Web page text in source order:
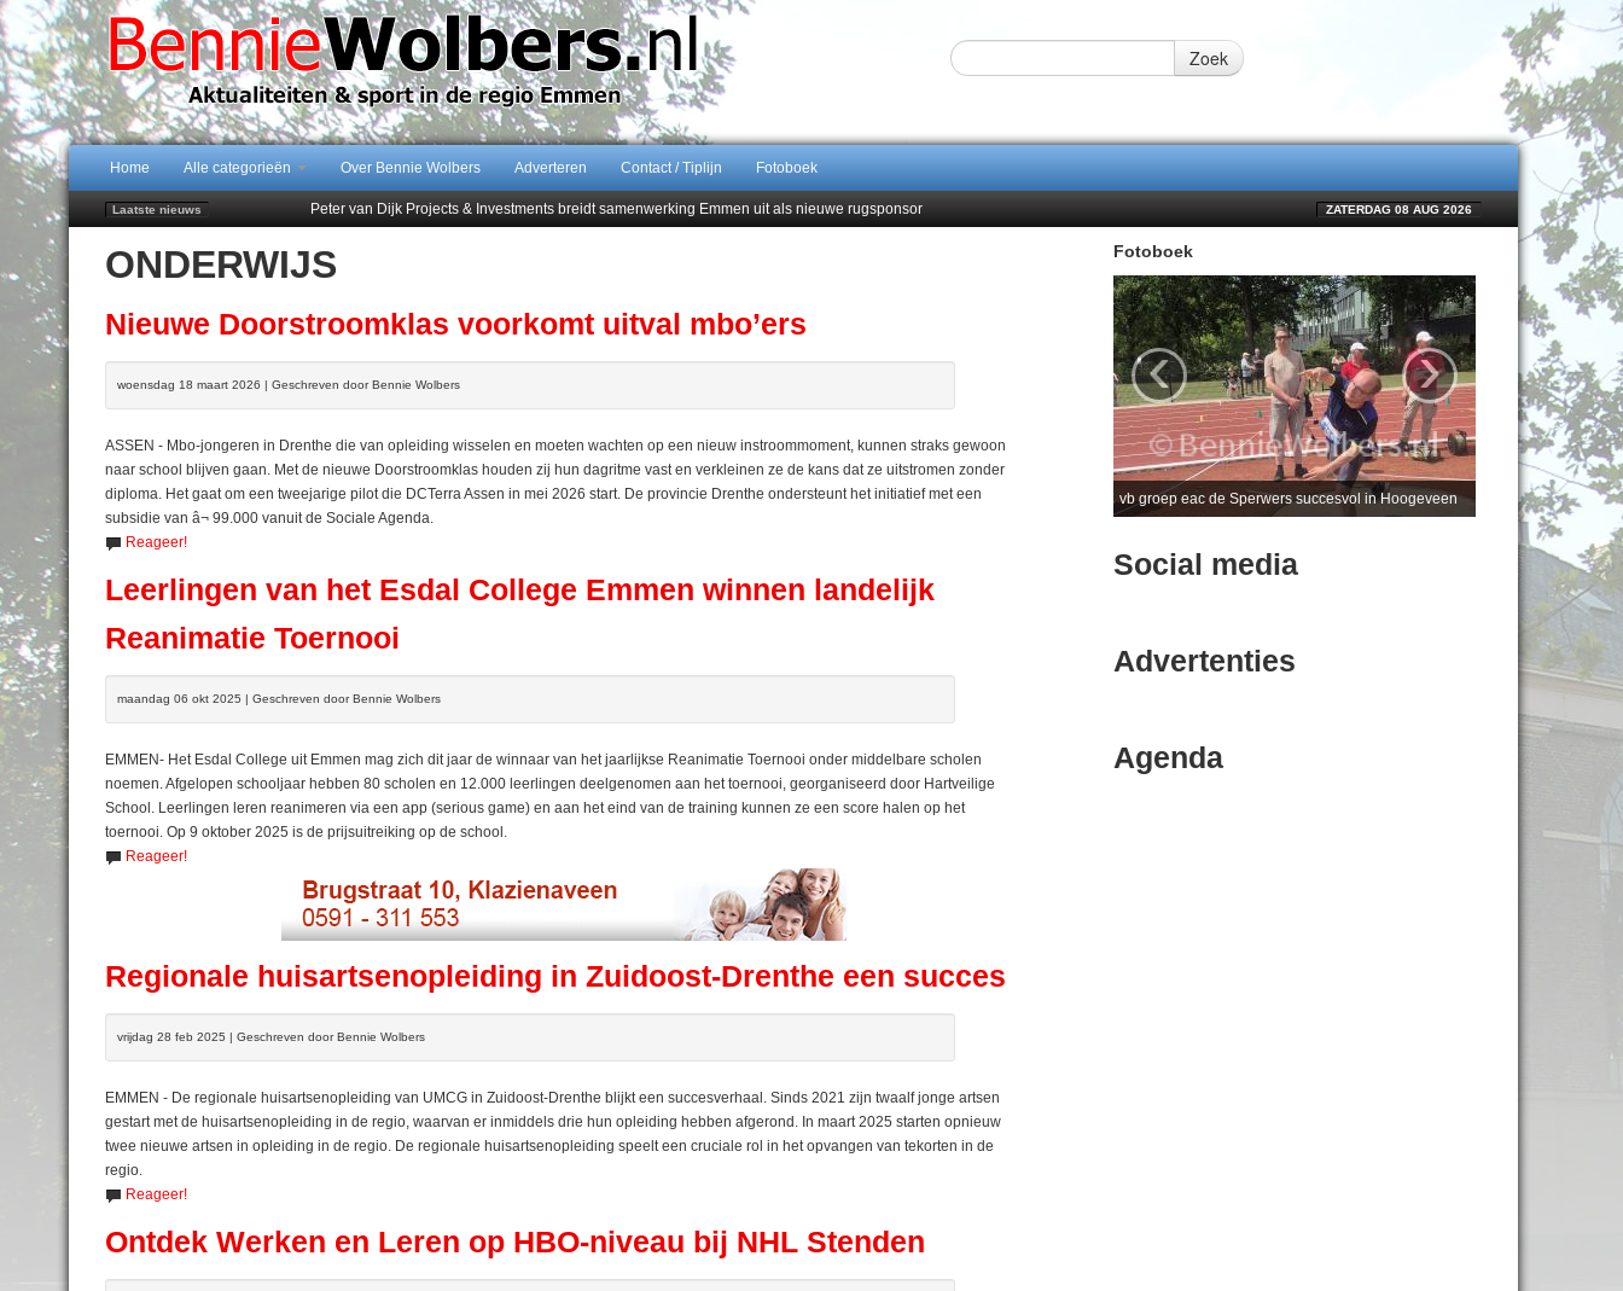
Zoek
Home Alle categorieën Over Bennie Wolbers Adverteren Contact / Tiplijn Fotoboek
Laatste nieuws
Peter van Dijk Projects & Investments breidt samenwerking Emmen uit als nieuwe rugsponsor
102 kaarsen voor eeuwling Mieke Sijbom-Maatje
Emmen wint op Open Dag overtuigend van Almere City
ZATERDAG 08 AUG 2026
ONDERWIJS
Nieuwe Doorstroomklas voorkomt uitval mbo’ers
woensdag 18 maart 2026 | Geschreven door Bennie Wolbers
ASSEN - Mbo-jongeren in Drenthe die van opleiding wisselen en moeten wachten op een nieuw instroommoment, kunnen straks gewoon
naar school blijven gaan. Met de nieuwe Doorstroomklas houden zij hun dagritme vast en verkleinen ze de kans dat ze uitstromen zonder
diploma. Het gaat om een tweejarige pilot die DCTerra Assen in mei 2026 start. De provincie Drenthe ondersteunt het initiatief met een
subsidie van â¬ 99.000 vanuit de Sociale Agenda.
Reageer!
Leerlingen van het Esdal College Emmen winnen landelijk
Reanimatie Toernooi
maandag 06 okt 2025 | Geschreven door Bennie Wolbers
EMMEN- Het Esdal College uit Emmen mag zich dit jaar de winnaar van het jaarlijkse Reanimatie Toernooi onder middelbare scholen
noemen. Afgelopen schooljaar hebben 80 scholen en 12.000 leerlingen deelgenomen aan het toernooi, georganiseerd door Hartveilige
School. Leerlingen leren reanimeren via een app (serious game) en aan het eind van de training kunnen ze een score halen op het
toernooi. Op 9 oktober 2025 is de prijsuitreiking op de school.
Reageer!
Regionale huisartsenopleiding in Zuidoost-Drenthe een succes
vrijdag 28 feb 2025 | Geschreven door Bennie Wolbers
EMMEN - De regionale huisartsenopleiding van UMCG in Zuidoost-Drenthe blijkt een succesverhaal. Sinds 2021 zijn twaalf jonge artsen
gestart met de huisartsenopleiding in de regio, waarvan er inmiddels drie hun opleiding hebben afgerond. In maart 2025 starten opnieuw
twee nieuwe artsen in opleiding in de regio. De regionale huisartsenopleiding speelt een cruciale rol in het opvangen van tekorten in de
regio.
Reageer!
Ontdek Werken en Leren op HBO-niveau bij NHL Stenden
Fotoboek
vb groep eac de Sperwers succesvol in Hoogeveen
‹ ›
Social media
Advertenties
Agenda